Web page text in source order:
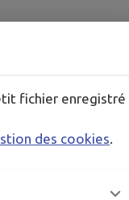
fichier enregistré
des cookies.